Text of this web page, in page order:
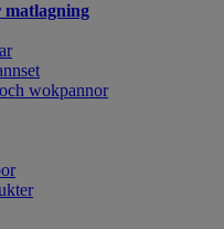
matlagning
wokpannor